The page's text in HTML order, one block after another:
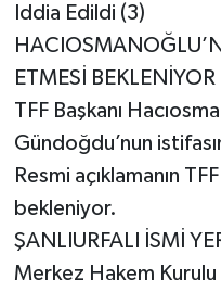
Iddia Edildi (3)
ETMESİ BEKLENİYOR
TFF Başkanı
Gündoğdu’nun
Resmi açıklamanın
bekleniyor.
ŞANLIURFALI İSMİ
Merkez Hakem Kurulu